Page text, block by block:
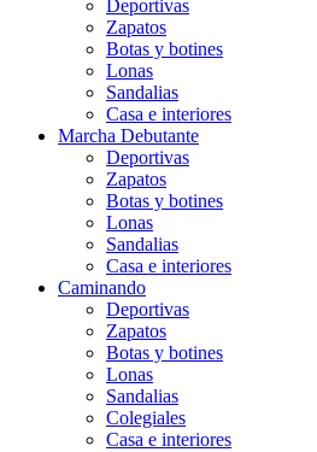
Deportivas
Zapatos
Botas y botines
Lonas
Sandalias
Casa e interiores
Marcha Debutante
Deportivas
Zapatos
Botas y botines
Lonas
Sandalias
Casa e interiores
Caminando
Deportivas
Zapatos
Botas y botines
Lonas
Sandalias
Colegiales
Casa e interiores